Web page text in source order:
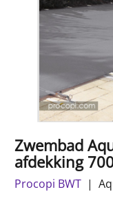
Zwembad
afdekking
Procopi BWT